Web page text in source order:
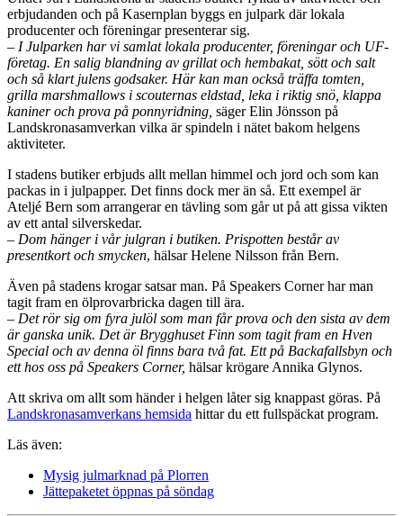
erbjudanden och på Kasernplan byggs en julpark där lokala
producenter och föreningar presenterar sig.
– I Julparken har vi samlat lokala producenter, föreningar och UF-
företag. En salig blandning av grillat och hembakat, sött och salt
och så klart julens godsaker. Här kan man också träffa tomten,
grilla marshmallows i scouternas eldstad, leka i riktig snö, klappa
kaniner och prova på ponnyridning, säger Elin Jönsson på
Landskronasamverkan vilka är spindeln i nätet bakom helgens
aktiviteter.
I stadens butiker erbjuds allt mellan himmel och jord och som kan
packas in i julpapper. Det finns dock mer än så. Ett exempel är
Ateljé Bern som arrangerar en tävling som går ut på att gissa vikten
av ett antal silverskedar.
– Dom hänger i vår julgran i butiken. Prispotten består av
presentkort och smycken, hälsar Helene Nilsson från Bern.
Även på stadens krogar satsar man. På Speakers Corner har man
tagit fram en ölprovarbricka dagen till ära.
– Det rör sig om fyra julöl som man får prova och den sista av dem
är ganska unik. Det är Brygghuset Finn som tagit fram en Hven
Special och av denna öl finns bara två fat. Ett på Backafallsbyn och
ett hos oss på Speakers Corner, hälsar krögare Annika Glynos.
Att skriva om allt som händer i helgen låter sig knappast göras. På
Landskronasamverkans hemsida hittar du ett fullspäckat program.
Läs även:
Mysig julmarknad på Plorren
Jättepaketet öppnas på söndag